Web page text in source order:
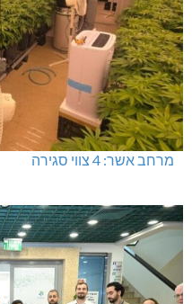
מרחב אשר: 4 צווי סגירה